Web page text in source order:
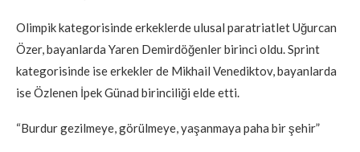
Olimpik kategorisinde erkeklerde ulusal paratriatlet Uğurcan
Özer, bayanlarda Yaren Demirdöğenler birinci oldu. Sprint
kategorisinde ise erkekler de Mikhail Venediktov, bayanlarda
ise Özlenen İpek Günad birinciliği elde etti.
“Burdur gezilmeye, görülmeye, yaşanmaya paha bir şehir”